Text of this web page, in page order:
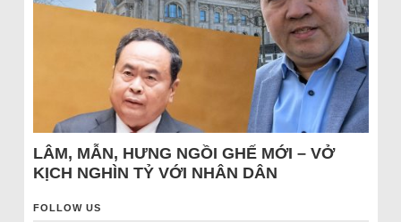
LÂM, MẪN, HƯNG NGỒI GHẾ MỚI – VỞ
KỊCH NGHÌN TỶ VỚI NHÂN DÂN
FOLLOW US